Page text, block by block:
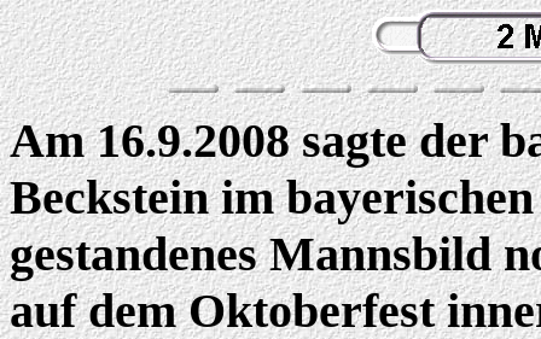
Am 16.9.2008 sagte der
Beckstein im
gestandenes Mannsbild
auf dem Oktoberfest